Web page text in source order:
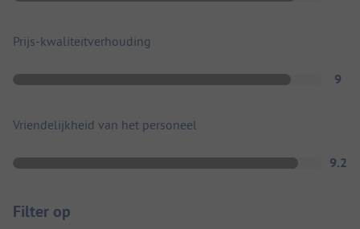
Prijs-kwaliteitverhouding
9
Vriendelijkheid van het personeel
9.2
Filter op